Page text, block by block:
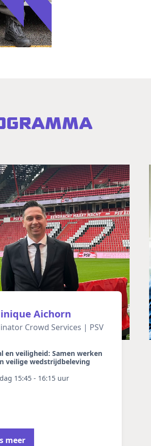
Aichorn
Crowd Services | PSV
en veiligheid: Samen werken
veilige wedstrijdbeleving
15:45 - 16:15 uur
meer